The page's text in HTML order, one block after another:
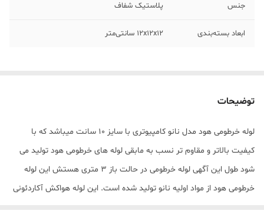
جنس پلاستیک شفاف
ابعاد بسته‌بندی 12x12x12 سانتی‌متر
توضیحات
لوله خرطومی هود مدل نانو کامپیوتری با سایز 10 سانت میباشد که با
کیفیت بالاتر و مقاوم تر نسب به مابقی لوله های خرطومی هود تولید می
شود طول این آگهی لوله خرطومی در حالت باز 3 متری هستش این لوله
خرطومی هود از مواد اولیه نانو تولید شده است. این لوله هواکش آکاردئونی